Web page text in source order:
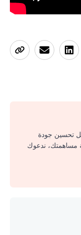
تحسين جودة
مساهمتك، ندعوك